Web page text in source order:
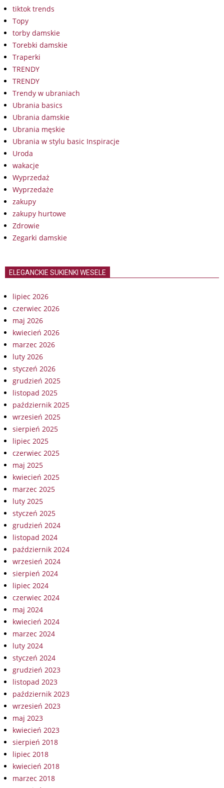
tiktok trends
Topy
torby damskie
Torebki damskie
Traperki
TRENDY
TRENDY
Trendy w ubraniach
Ubrania basics
Ubrania damskie
Ubrania męskie
Ubrania w stylu basic Inspiracje
Uroda
wakacje
Wyprzedaż
Wyprzedaże
zakupy
zakupy hurtowe
Zdrowie
Zegarki damskie
ELEGANCKIE SUKIENKI WESELE
lipiec 2026
czerwiec 2026
maj 2026
kwiecień 2026
marzec 2026
luty 2026
styczeń 2026
grudzień 2025
listopad 2025
październik 2025
wrzesień 2025
sierpień 2025
lipiec 2025
czerwiec 2025
maj 2025
kwiecień 2025
marzec 2025
luty 2025
styczeń 2025
grudzień 2024
listopad 2024
październik 2024
wrzesień 2024
sierpień 2024
lipiec 2024
czerwiec 2024
maj 2024
kwiecień 2024
marzec 2024
luty 2024
styczeń 2024
grudzień 2023
listopad 2023
październik 2023
wrzesień 2023
maj 2023
kwiecień 2023
sierpień 2018
lipiec 2018
kwiecień 2018
marzec 2018